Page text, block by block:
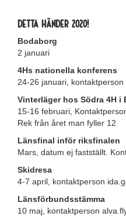
Detta händer 2020!
Bodaborg
2 januari
4Hs nationella konferens
24-26 januari,
Vinterläger hos Södra 4H i
15-16 februari,
Rek från året man fyller 12
Länsfinal inför riksfinalen
Mars, datum ej fastställt.
Skidresa
4-7 april, kontaktperson
Länsförbundsstämma
10 maj, kontaktperson